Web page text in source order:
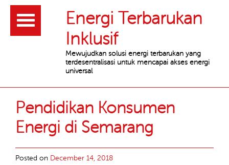
Header
Energi Terbarukan
Inklusif
Mewujudkan solusi energi terbarukan yang
terdesentralisasi untuk mencapai akses energi
universal
content
ArticlePendidikan Konsumen
Energi di Semarang
Posted on December 14, 2018